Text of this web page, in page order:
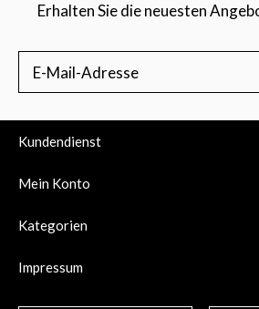
Erhalten Sie die neuesten
Kundendienst
Mein Konto
Kategorien
Impressum